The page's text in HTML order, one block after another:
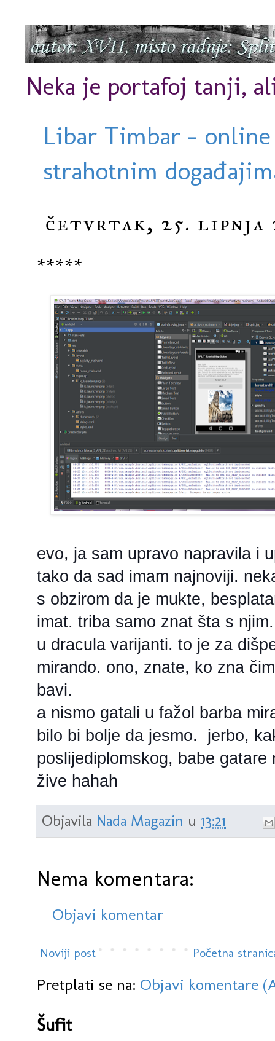
Neka je portafoj tanji,
Libar Timbar -
strahotnim
četvrtak, 25. lipnja
*****
evo, ja sam upravo napravila i
tako da sad imam najnoviji.
s obzirom da je mukte,
imat. triba samo znat šta s
u dracula varijanti. to je za
mirando. ono, znate, ko zna
bavi.
a nismo gatali u fažol barba
bilo bi bolje da jesmo. jerbo,
poslijediplomskog, babe gatare
žive hahah
Objavila Nada Magazin u 13:21
Nema komentara:
Objavi komentar
Noviji post Početna
Pretplati se na: Objavi komentare
Šufit